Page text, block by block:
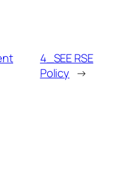
4_SEE RSE
Policy →